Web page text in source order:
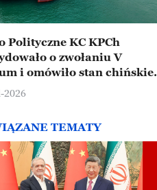
Polityczne KC KPCh
o zwołaniu V
i omówiło stan chińskiej
2026
TEMATY